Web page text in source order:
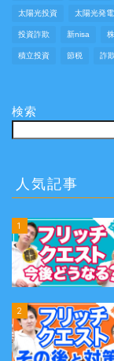
太陽光投資 太陽光発
投資詐欺 新nisa
積立投資 節税 詐
検索
人気記事
1
2